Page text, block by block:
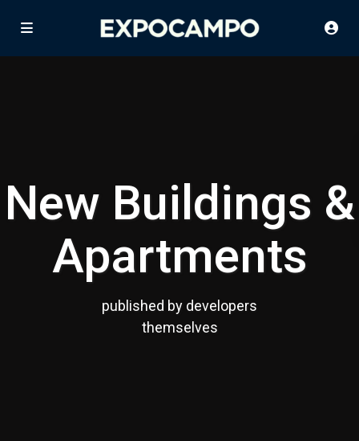
New Buildings &
Apartments
published by developers
themselves